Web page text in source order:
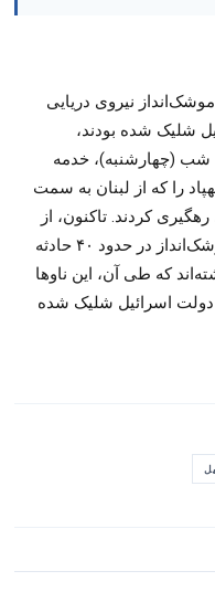
نیروی دریایی
شلیک شده بودند،
(چهارشنبه)، خدمه
را که از لبنان به سمت
کردند. تاکنون، از
آغاز عملیات «غرش شیر»، ناوهای موشک‌انداز در حدود ۴۰ حادثه
که طی آن، این ناوها
دولت اسرائیل شلیک شده